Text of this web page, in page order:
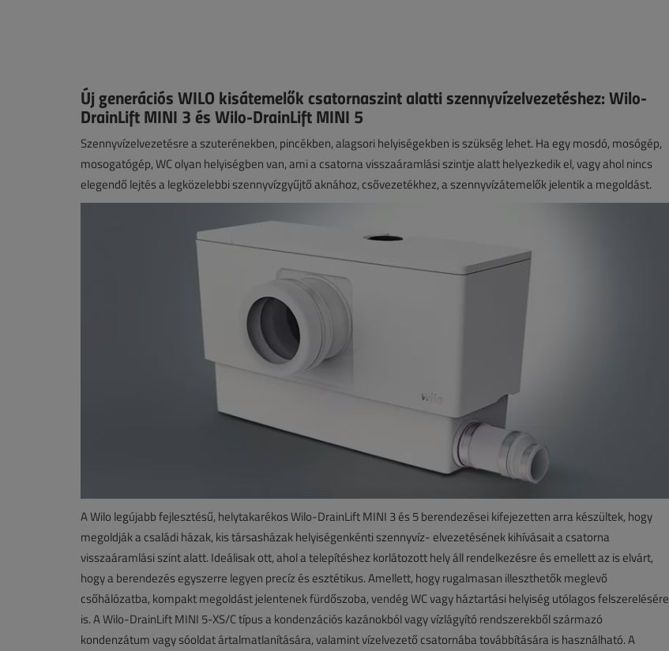
Új generációs WILO kisátemelők csatornaszint alatti szennyvízelvezetéshez: Wilo-
DrainLift MINI 3 és Wilo-DrainLift MINI 5
Szennyvízelvezetésre a szuterénekben, pincékben, alagsori helyiségekben is szükség lehet. Ha egy mosdó, mosógép,
mosogatógép, WC olyan helyiségben van, ami a csatorna visszaáramlási szintje alatt helyezkedik el, vagy ahol nincs
elegendő lejtés a legközelebbi szennyvízgyűjtő aknához, csővezetékhez, a szennyvízátemelők jelentik a megoldást.
A Wilo legújabb fejlesztésű, helytakarékos Wilo-DrainLift MINI 3 és 5 berendezései kifejezetten arra készültek, hogy
megoldják a családi házak, kis társasházak helyiségenkénti szennyvíz- elvezetésének kihívásait a csatorna
visszaáramlási szint alatt. Ideálisak ott, ahol a telepítéshez korlátozott hely áll rendelkezésre és emellett az is elvárt,
hogy a berendezés egyszerre legyen precíz és esztétikus. Amellett, hogy rugalmasan illeszthetők meglevő
csőhálózatba, kompakt megoldást jelentenek fürdőszoba, vendég WC vagy háztartási helyiség utólagos felszerelésére
is. A Wilo-DrainLift MINI 5-XS/C típus a kondenzációs kazánokból vagy vízlágyító rendszerekből származó
kondenzátum vagy sóoldat ártalmatlanítására, valamint vízelvezető csatornába továbbítására is használható. A